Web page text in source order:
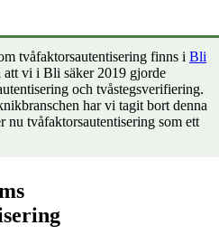
tvåfaktorsautentisering finns i Bli
att vi i Bli säker 2019 gjorde
och tvåstegsverifiering.
har vi tagit bort denna
nu tvåfaktorsautentisering som ett